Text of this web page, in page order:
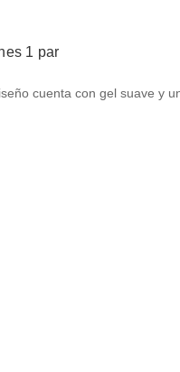
1 par
cuenta con gel suave y